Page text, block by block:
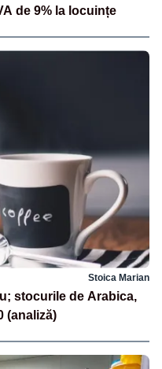
de 9% la locuințe
Stoica Marian
stocurile de Arabica,
(analiză)